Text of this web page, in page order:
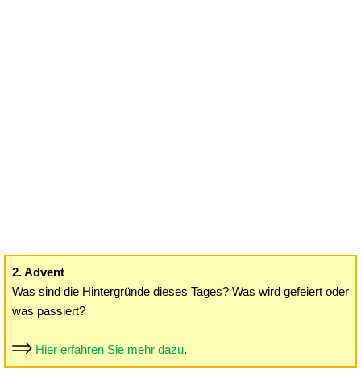
2. Advent
Was sind die Hintergründe dieses Tages? Was wird gefeiert oder
was passiert?
Hier erfahren Sie mehr dazu.